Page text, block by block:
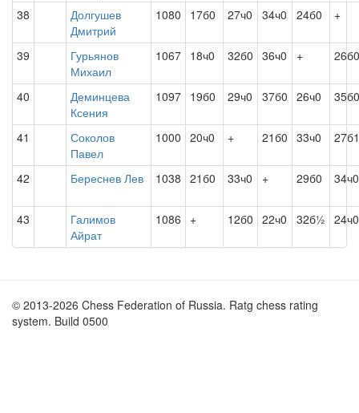
38
Долгушев
Дмитрий
1080 17б0 27ч0 34ч0 24б0 +
39
Гурьянов
Михаил
1067 18ч0 32б0 36ч0 + 26б0
40
Деминцева
Ксения
1097 19б0 29ч0 37б0 26ч0 35б0
41
Соколов
Павел
1000 20ч0 + 21б0 33ч0 27б1
42 Береснев Лев 1038 21б0 33ч0 + 29б0 34ч0
43
Галимов
Айрат
1086 + 12б0 22ч0 32б½ 24ч0
© 2013-2026 Chess Federation of Russia. Ratg chess rating
system. Build 0500